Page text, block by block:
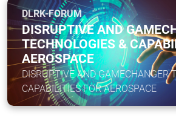
DLRK-FORUM
DISRUPTIVE AND
TECHNOLOGIES &
AEROSPACE
DISRUPTIVE AND GAMECHANGER
CAPABILITIES FOR AEROSPACE